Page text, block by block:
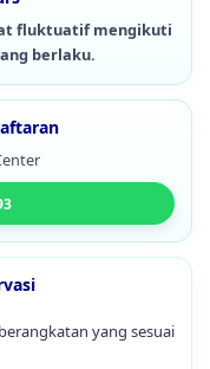
fluktuatif mengikuti
berlaku.
yang sesuai